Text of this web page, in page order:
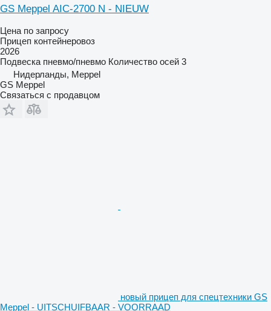
GS Meppel AIC-2700 N - NIEUW
Цена по запросу
Прицеп контейнеровоз
2026
Подвеска пневмо/пневмо Количество осей 3
Нидерланды, Meppel
GS Meppel
Связаться с продавцом
новый прицеп для спецтехники GS
Meppel - UITSCHUIFBAAR - VOORRAAD